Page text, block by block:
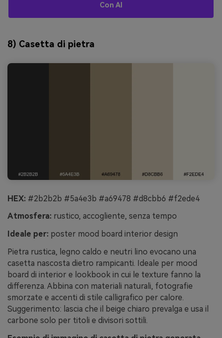
Con AI
8) Casetta di pietra
HEX: #2b2b2b #5a4e3b #a69478 #d8cbb6 #f2ede4
Atmosfera: rustico, accogliente, senza tempo
Ideale per: poster mood board interior design
Pietra rustica, legno caldo e neutri lino evocano una
casetta nascosta dietro rampicanti. Ideale per mood
board di interior e lookbook in cui le texture fanno la
differenza. Abbina con materiali naturali, fotografie
smorzate e accenti di stile calligrafico per calore.
Suggerimento: lascia che il beige chiaro prevalga e usa il
carbone solo per titoli e divisori sottili.